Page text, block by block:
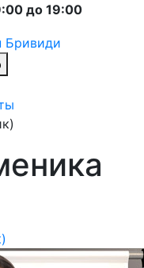
до 19:00